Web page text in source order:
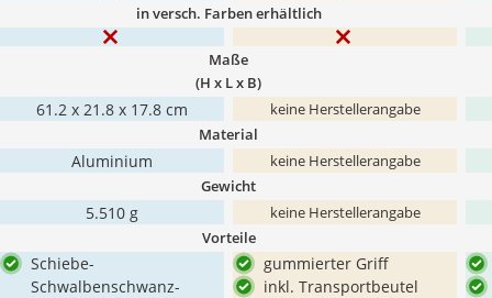
in versch. Farben erhältlich
Maße
(H x L x B)
61.2 x 21.8 x 17.8 cm keine Herstellerangabe
Material
Aluminium keine Herstellerangabe
Gewicht
‎5.510 g keine Herstellerangabe
Vorteile
Schiebe-
Schwalbenschwanz-
gummierter Griff
inkl. Transportbeutel